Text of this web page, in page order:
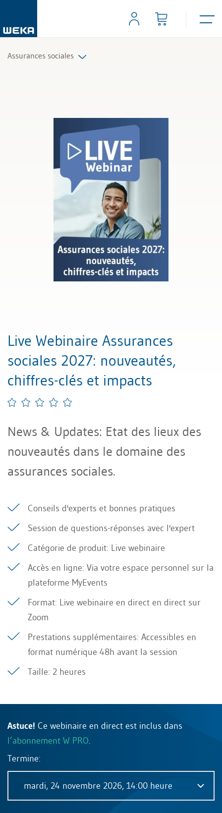
Assurances sociales
Live Webinaire Assurances
sociales 2027: nouveautés,
chiffres-clés et impacts
News & Updates: Etat des lieux des
nouveautés dans le domaine des
assurances sociales.
Conseils d'experts et bonnes pratiques
Session de questions-réponses avec l'expert
Catégorie de produit: Live webinaire
Accès en ligne: Via votre espace personnel sur la
plateforme MyEvents
Format: Live webinaire en direct en direct sur
Zoom
Prestations supplémentaires: Accessibles en
format numérique 48h avant la session
Taille: 2 heures
Astuce! Ce webinaire en direct est inclus dans
l’abonnement W PRO.
Termine:
mardi, 24 novembre 2026, 14:00 heure